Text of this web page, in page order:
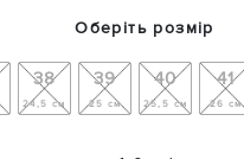
Оберіть розмір
38
24,5 см
39
25 см
40
25,5 см
41
26 см